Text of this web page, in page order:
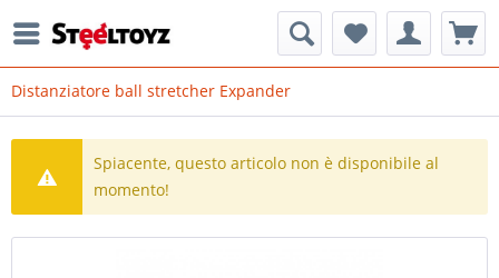
Distanziatore ball stretcher Expander
Spiacente, questo articolo non è disponibile al
momento!